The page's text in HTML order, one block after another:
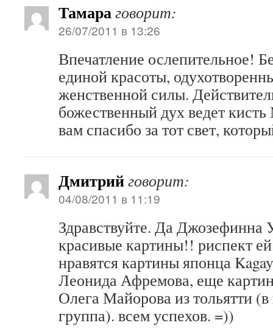
Тамараговорит:
26/07/2011 в 13:26
Впечатление ослепительное!
единой красоты,
женственной силы.
божественный дух ведет
вам спасибо за тот свет,
Дмитрийговорит:
04/08/2011 в 11:19
Здравствуйте. Да Джозефинна
красивые картины!! риспект
нравятся картины японца
Леонида Афремова, еще
Олега Майорова из тольятти (в
группа). всем успехов. =))